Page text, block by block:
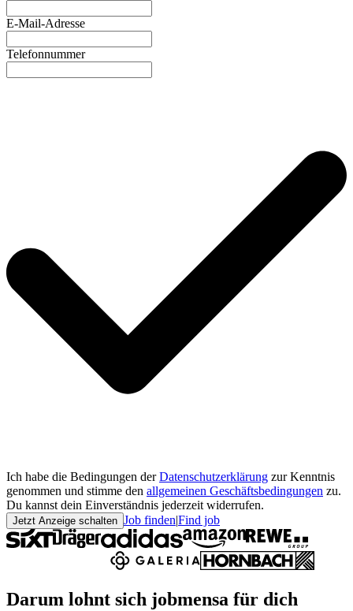
E-Mail-Adresse
Telefonnummer
Ich habe die Bedingungen der Datenschutzerklärung zur Kenntnis
genommen und stimme den allgemeinen Geschäftsbedingungen zu.
Du kannst dein Einverständnis jederzeit widerrufen.
Jetzt Anzeige schalten Job finden|Find job
Darum lohnt sich jobmensa für dich